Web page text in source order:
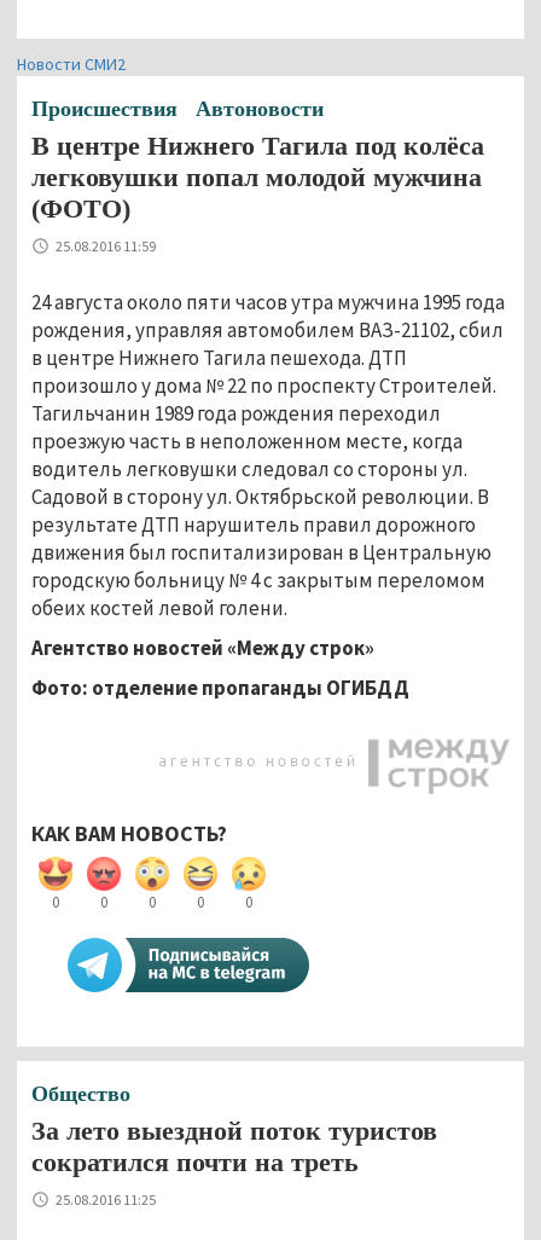
Новости СМИ2
Происшествия Автоновости
В центре Нижнего Тагила под колёса
легковушки попал молодой мужчина
(ФОТО)
25.08.2016 11:59
24 августа около пяти часов утра мужчина 1995 года
рождения, управляя автомобилем ВАЗ-21102, сбил
в центре Нижнего Тагила пешехода. ДТП
произошло у дома № 22 по проспекту Строителей.
Тагильчанин 1989 года рождения переходил
проезжую часть в неположенном месте, когда
водитель легковушки следовал со стороны ул.
Садовой в сторону ул. Октябрьской революции. В
результате ДТП нарушитель правил дорожного
движения был госпитализирован в Центральную
городскую больницу № 4 с закрытым переломом
обеих костей левой голени.
Агентство новостей «Между строк»
Фото: отделение пропаганды ОГИБДД
КАК ВАМ НОВОСТЬ?
0 0 0 0 0
Общество
За лето выездной поток туристов
сократился почти на треть
25.08.2016 11:25